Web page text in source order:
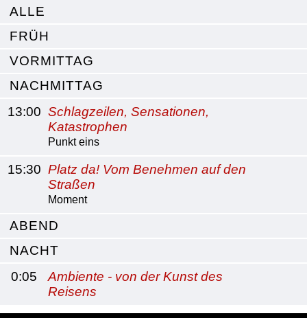
ALLE
FRÜH
VORMITTAG
NACHMITTAG
13:00 Schlagzeilen, Sensationen,
Katastrophen
Punkt eins
15:30 Platz da! Vom Benehmen auf den
Straßen
Moment
ABEND
NACHT
0:05
Ambiente - von der Kunst des
Reisens